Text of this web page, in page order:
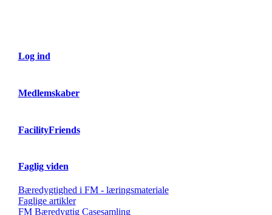
Log ind
Medlemskaber
FacilityFriends
Faglig viden
Bæredygtighed i FM - læringsmateriale
Faglige artikler
FM Bæredygtig Casesamling